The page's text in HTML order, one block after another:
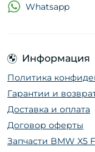
Информация
Политика
Гарантии и
Доставка и оплата
Договор оферты
Запчасти BMW X5
Whatsapp